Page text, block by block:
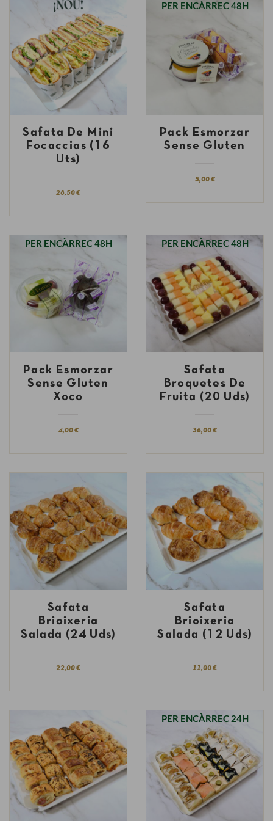
Safata De Mini
Focaccias (16
Uts)
28,50 €
PER ENCÀRREC 48H
Pack Esmorzar
Sense Gluten
5,00 €
PER ENCÀRREC 48H
Pack Esmorzar
Sense Gluten
Xoco
4,00 €
PER ENCÀRREC 48H
Safata
Broquetes De
Fruita (20 Uds)
36,00 €
Safata
Brioixeria
Salada (24 Uds)
22,00 €
Safata
Brioixeria
Salada (12 Uds)
11,00 €
PER ENCÀRREC 24H